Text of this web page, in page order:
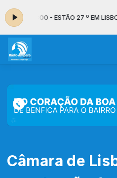
às 17:00 - ESTÃO 27 º EM LISBOA
Câmara de